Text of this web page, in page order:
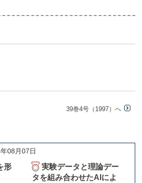
39巻4号（1997）へ
08月07日
形
実験データと理論デー
タを組み合わせたAIによ